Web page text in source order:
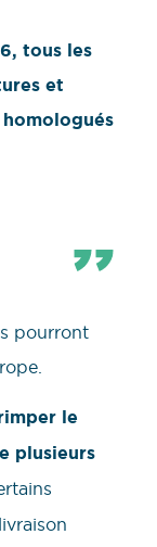
tous les
et
pourront
le
plusieurs